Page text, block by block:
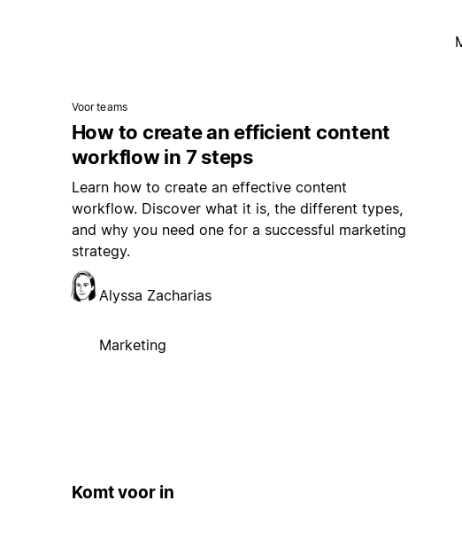
Voor teams
How to create an efficient content
workflow in 7 steps
Learn how to create an effective content
workflow. Discover what it is, the different types,
and why you need one for a successful marketing
strategy.
Alyssa Zacharias
Marketing
Komt voor in